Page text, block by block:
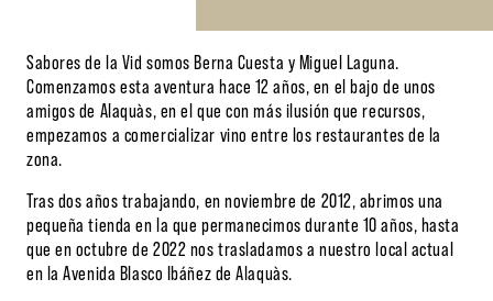
Sabores de la Vid somos Berna Cuesta y Miguel Laguna.
Comenzamos esta aventura hace 12 años, en el bajo de unos
amigos de Alaquàs, en el que con más ilusión que recursos,
empezamos a comercializar vino entre los restaurantes de la
zona.
Tras dos años trabajando, en noviembre de 2012, abrimos una
pequeña tienda en la que permanecimos durante 10 años, hasta
que en octubre de 2022 nos trasladamos a nuestro local actual
en la Avenida Blasco Ibáñez de Alaquàs.